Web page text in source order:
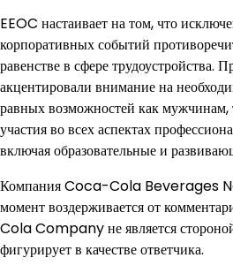
EEOC настаивает на том, что
корпоративных событий
равенстве в сфере трудоустройства.
акцентировали внимание на
равных возможностей как
участия во всех аспектах
включая образовательные и
Компания Coca-Cola Beverages
момент воздерживается от
Cola Company не является
фигурирует в качестве ответчика.